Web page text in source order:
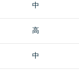
中
高
中